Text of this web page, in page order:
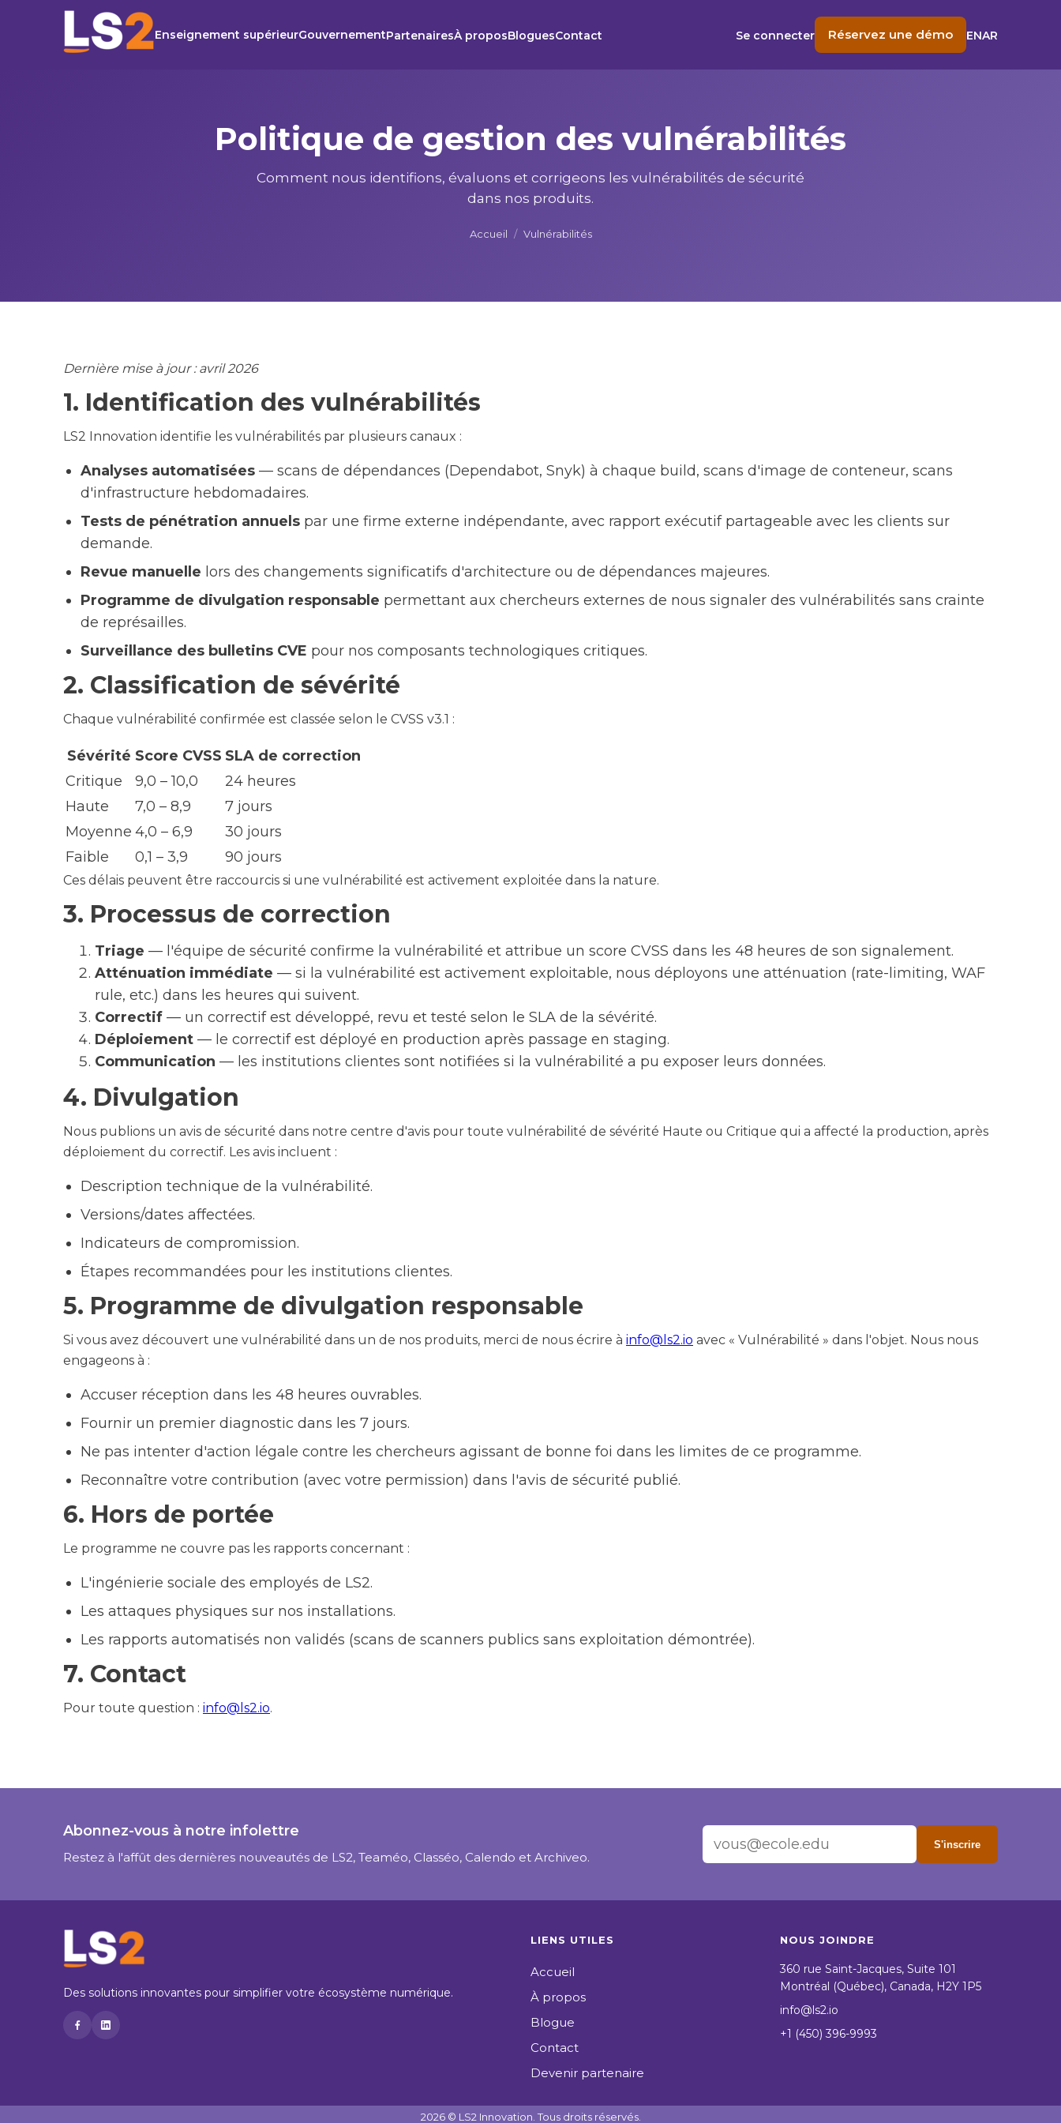
Enseignement supérieurGouvernementPartenairesÀ proposBloguesContact Se connecter Réservez une démo ENAR
Politique de gestion des vulnérabilités
Comment nous identifions, évaluons et corrigeons les vulnérabilités de sécurité
dans nos produits.
Accueil / Vulnérabilités
Dernière mise à jour : avril 2026
1. Identification des vulnérabilités
LS2 Innovation identifie les vulnérabilités par plusieurs canaux :
Analyses automatisées — scans de dépendances (Dependabot, Snyk) à chaque build, scans d'image de conteneur, scans
d'infrastructure hebdomadaires.
Tests de pénétration annuels par une firme externe indépendante, avec rapport exécutif partageable avec les clients sur
demande.
Revue manuelle lors des changements significatifs d'architecture ou de dépendances majeures.
Programme de divulgation responsable permettant aux chercheurs externes de nous signaler des vulnérabilités sans crainte
de représailles.
Surveillance des bulletins CVE pour nos composants technologiques critiques.
2. Classification de sévérité
Chaque vulnérabilité confirmée est classée selon le CVSS v3.1 :
Sévérité Score CVSS SLA de correction
Critique
9,0 – 10,0
24 heures
Haute
7,0 – 8,9
7 jours
Moyenne 4,0 – 6,9
30 jours
Faible
0,1 – 3,9 90 jours
Ces délais peuvent être raccourcis si une vulnérabilité est activement exploitée dans la nature.
3. Processus de correction
Triage — l'équipe de sécurité confirme la vulnérabilité et attribue un score CVSS dans les 48 heures de son signalement.
Atténuation immédiate — si la vulnérabilité est activement exploitable, nous déployons une atténuation (rate-limiting, WAF
rule, etc.) dans les heures qui suivent.
Correctif — un correctif est développé, revu et testé selon le SLA de la sévérité.
Déploiement — le correctif est déployé en production après passage en staging.
Communication — les institutions clientes sont notifiées si la vulnérabilité a pu exposer leurs données.
4. Divulgation
Nous publions un avis de sécurité dans notre centre d'avis pour toute vulnérabilité de sévérité Haute ou Critique qui a affecté la production, après
déploiement du correctif. Les avis incluent :
Description technique de la vulnérabilité.
Versions/dates affectées.
Indicateurs de compromission.
Étapes recommandées pour les institutions clientes.
5. Programme de divulgation responsable
Si vous avez découvert une vulnérabilité dans un de nos produits, merci de nous écrire à info@ls2.io avec « Vulnérabilité » dans l'objet. Nous nous
engageons à :
Accuser réception dans les 48 heures ouvrables.
Fournir un premier diagnostic dans les 7 jours.
Ne pas intenter d'action légale contre les chercheurs agissant de bonne foi dans les limites de ce programme.
Reconnaître votre contribution (avec votre permission) dans l'avis de sécurité publié.
6. Hors de portée
Le programme ne couvre pas les rapports concernant :
L'ingénierie sociale des employés de LS2.
Les attaques physiques sur nos installations.
Les rapports automatisés non validés (scans de scanners publics sans exploitation démontrée).
7. Contact
Pour toute question : info@ls2.io.
Abonnez-vous à notre infolettre
Restez à l'affût des dernières nouveautés de LS2, Teaméo, Classéo, Calendo et Archiveo.
S'inscrire
Des solutions innovantes pour simplifier votre écosystème numérique.
LIENS UTILES
Accueil
À propos
Blogue
Contact
Devenir partenaire
NOUS JOINDRE
360 rue Saint-Jacques, Suite 101
Montréal (Québec), Canada, H2Y 1P5
info@ls2.io
+1 (450) 396-9993
2026© LS2 Innovation. Tous droits réservés.